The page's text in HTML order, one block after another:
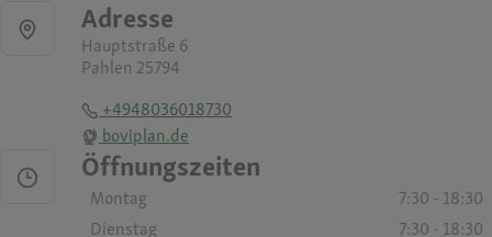
Adresse
Hauptstraße 6
Pahlen 25794
+4948036018730
boviplan.de
Öffnungszeiten
Montag
7:30 - 18:30
Dienstag
7:30 - 18:30